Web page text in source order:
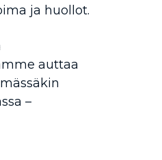
ja huollot.
auttaa
–